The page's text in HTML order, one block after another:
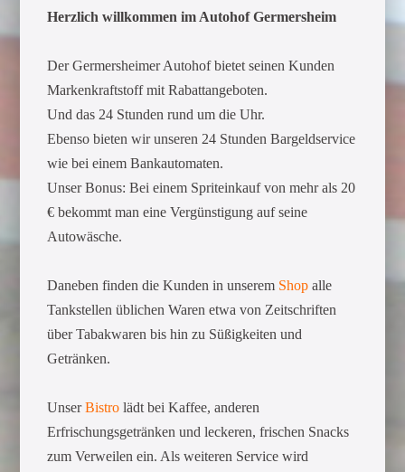
Anfahrt
Herzlich willkommen im Autohof Germersheim
Der Germersheimer Autohof bietet seinen Kunden
Markenkraftstoff mit Rabattangeboten.
Und das 24 Stunden rund um die Uhr.
Ebenso bieten wir unseren 24 Stunden Bargeldservice
wie bei einem Bankautomaten.
Unser Bonus: Bei einem Spriteinkauf von mehr als 20
€ bekommt man eine Vergünstigung auf seine
Autowäsche.
Daneben finden die Kunden in unserem Shopalle
Tankstellen üblichen Waren etwa von Zeitschriften
über Tabakwaren bis hin zu Süßigkeiten und
Getränken.
UnserBistrolädt bei Kaffee, anderen
Erfrischungsgetränken und leckeren, frischen Snacks
zum Verweilen ein. Als weiteren Service wird